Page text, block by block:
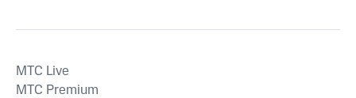
MTС Live
MTС Premium